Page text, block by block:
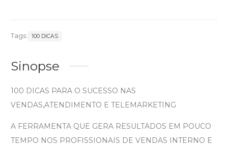
Tags: 100 DICAS
Sinopse
100 DICAS PARA O SUCESSO NAS
VENDAS,ATENDIMENTO E TELEMARKETING
A FERRAMENTA QUE GERA RESULTADOS EM POUCO
TEMPO NOS PROFISSIONAIS DE VENDAS INTERNO E